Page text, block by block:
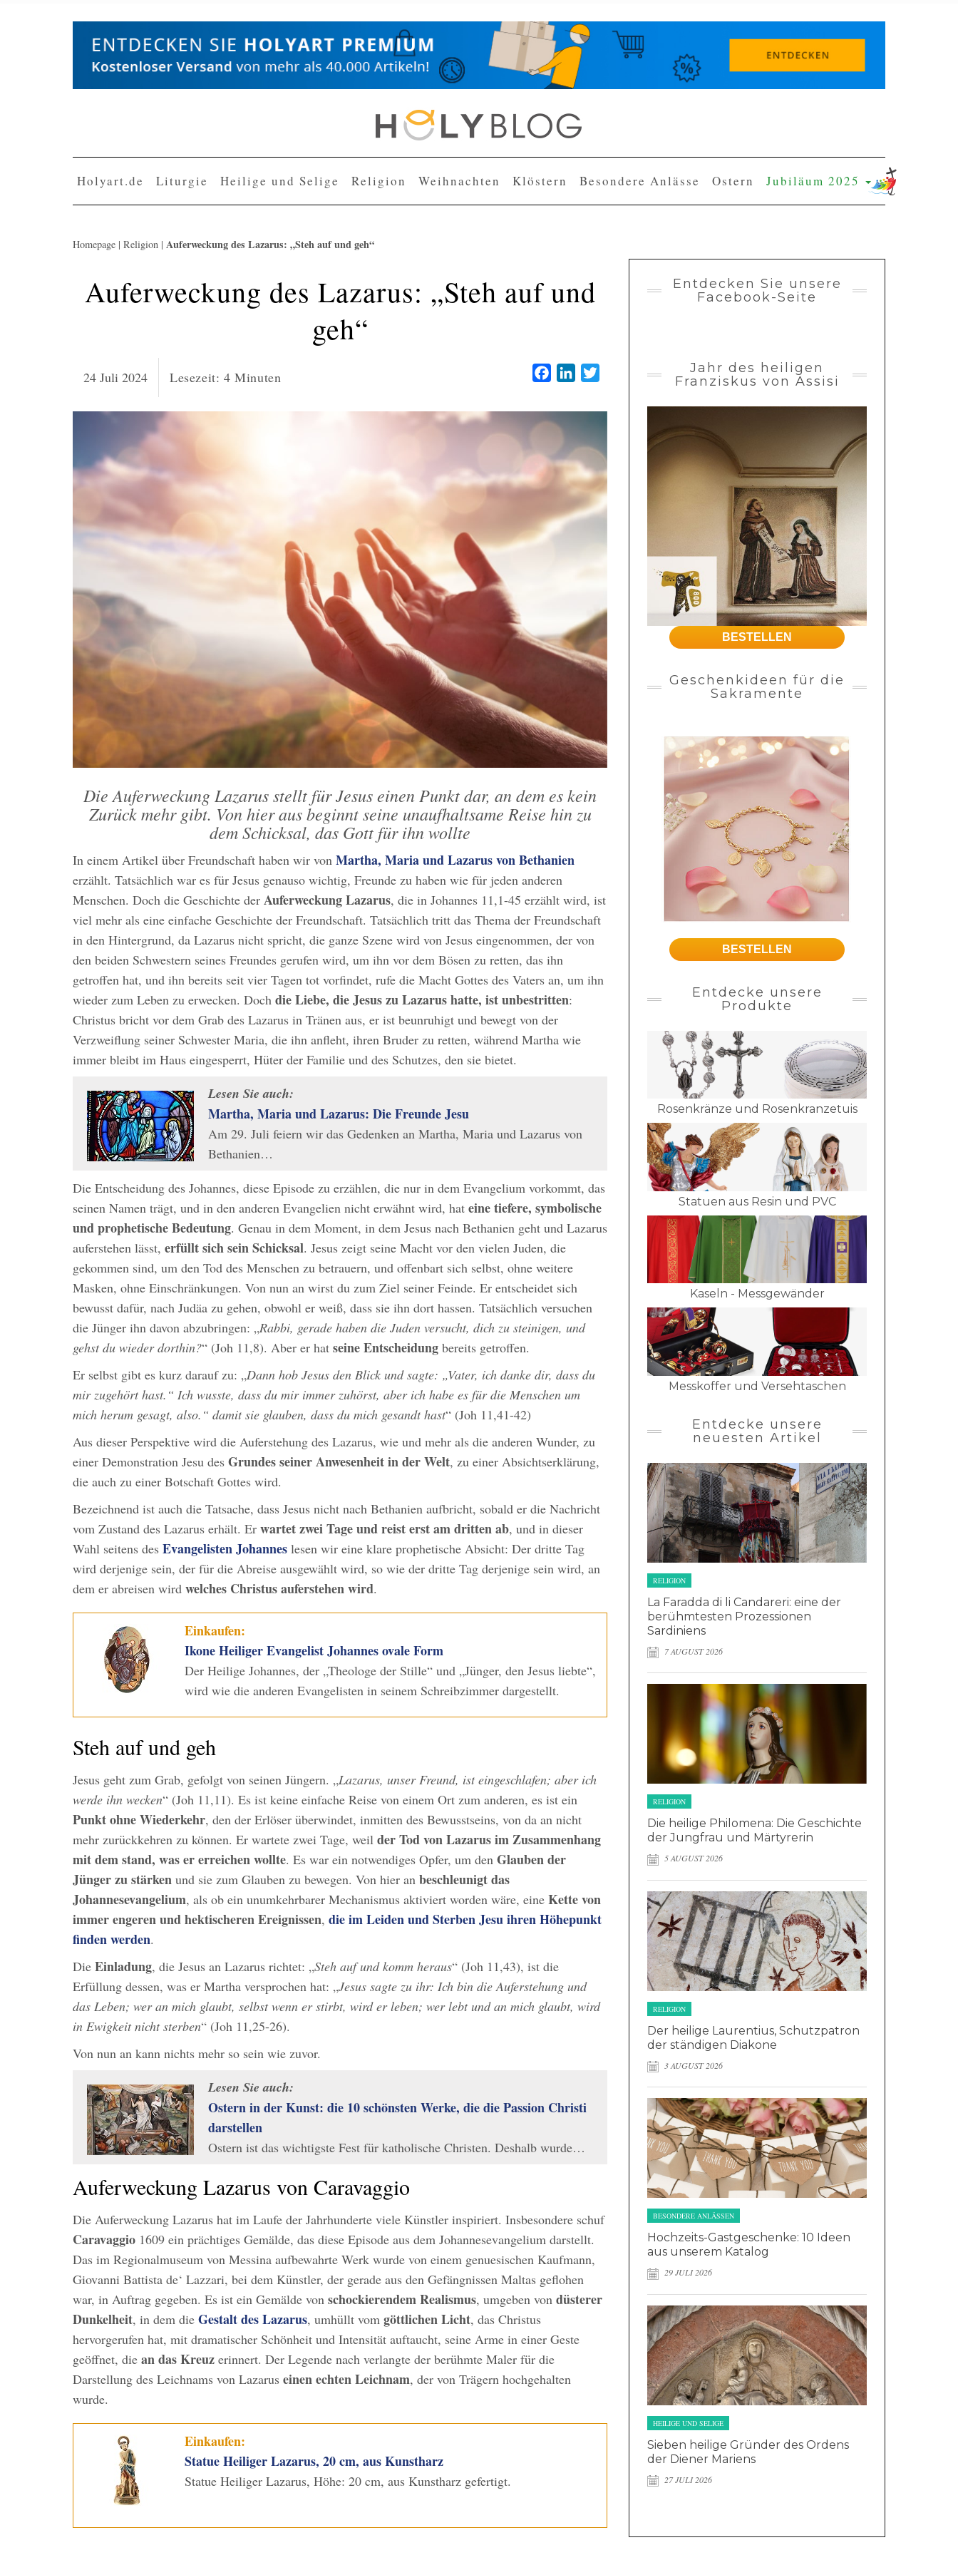
Holyart.de Liturgie Heilige und Selige Religion Weihnachten Klöstern Besondere Anlässe Ostern Jubiläum 2025
Homepage | Religion | Auferweckung des Lazarus: „Steh auf und geh“
Auferweckung des Lazarus: „Steh auf und
geh“
24 Juli 2024 Lesezeit: 4 Minuten FacebookLinkedIn
Die Auferweckung Lazarus stellt für Jesus einen Punkt dar, an dem es kein
Zurück mehr gibt. Von hier aus beginnt seine unaufhaltsame Reise hin zu
dem Schicksal, das Gott für ihn wollte
In einem Artikel über Freundschaft haben wir von Martha, Maria und Lazarus von Bethanien
erzählt. Tatsächlich war es für Jesus genauso wichtig, Freunde zu haben wie für jeden anderen
Menschen. Doch die Geschichte der Auferweckung Lazarus, die in Johannes 11,1-45 erzählt wird, ist
viel mehr als eine einfache Geschichte der Freundschaft. Tatsächlich tritt das Thema der Freundschaft
in den Hintergrund, da Lazarus nicht spricht, die ganze Szene wird von Jesus eingenommen, der von
den beiden Schwestern seines Freundes gerufen wird, um ihn vor dem Bösen zu retten, das ihn
getroffen hat, und ihn bereits seit vier Tagen tot vorfindet, rufe die Macht Gottes des Vaters an, um ihn
wieder zum Leben zu erwecken. Doch die Liebe, die Jesus zu Lazarus hatte, ist unbestritten:
Christus bricht vor dem Grab des Lazarus in Tränen aus, er ist beunruhigt und bewegt von der
Verzweiflung seiner Schwester Maria, die ihn anfleht, ihren Bruder zu retten, während Martha wie
immer bleibt im Haus eingesperrt, Hüter der Familie und des Schutzes, den sie bietet.
Lesen Sie auch:
Martha, Maria und Lazarus: Die Freunde Jesu
Am 29. Juli feiern wir das Gedenken an Martha, Maria und Lazarus von
Bethanien…
Die Entscheidung des Johannes, diese Episode zu erzählen, die nur in dem Evangelium vorkommt, das
seinen Namen trägt, und in den anderen Evangelien nicht erwähnt wird, hat eine tiefere, symbolische
und prophetische Bedeutung. Genau in dem Moment, in dem Jesus nach Bethanien geht und Lazarus
auferstehen lässt, erfüllt sich sein Schicksal. Jesus zeigt seine Macht vor den vielen Juden, die
gekommen sind, um den Tod des Menschen zu betrauern, und offenbart sich selbst, ohne weitere
Masken, ohne Einschränkungen. Von nun an wirst du zum Ziel seiner Feinde. Er entscheidet sich
bewusst dafür, nach Judäa zu gehen, obwohl er weiß, dass sie ihn dort hassen. Tatsächlich versuchen
die Jünger ihn davon abzubringen: „Rabbi, gerade haben die Juden versucht, dich zu steinigen, und
gehst du wieder dorthin?“ (Joh 11,8). Aber er hat seine Entscheidung bereits getroffen.
Er selbst gibt es kurz darauf zu: „Dann hob Jesus den Blick und sagte: „Vater, ich danke dir, dass du
mir zugehört hast.“ Ich wusste, dass du mir immer zuhörst, aber ich habe es für die Menschen um
mich herum gesagt, also.“ damit sie glauben, dass du mich gesandt hast“ (Joh 11,41-42)
Aus dieser Perspektive wird die Auferstehung des Lazarus, wie und mehr als die anderen Wunder, zu
einer Demonstration Jesu des Grundesseiner Anwesenheit in der Welt, zu einer Absichtserklärung,
die auch zu einer Botschaft Gottes wird.
Bezeichnend ist auch die Tatsache, dass Jesus nicht nach Bethanien aufbricht, sobald er die Nachricht
vom Zustand des Lazarus erhält. Er wartet zwei Tage und reist erst am dritten ab, und in dieser
Wahl seitens des Evangelisten Johannes lesen wir eine klare prophetische Absicht: Der dritte Tag
wird derjenige sein, der für die Abreise ausgewählt wird, so wie der dritte Tag derjenige sein wird, an
dem er abreisen wird welches Christus auferstehen wird.
Einkaufen:
Ikone Heiliger Evangelist Johannes ovale Form
Der Heilige Johannes, der „Theologe der Stille“ und „Jünger, den Jesus liebte“,
wird wie die anderen Evangelisten in seinem Schreibzimmer dargestellt.
Steh auf und geh
Jesus geht zum Grab, gefolgt von seinen Jüngern. „Lazarus, unser Freund, ist eingeschlafen; aber ich
werde ihn wecken“ (Joh 11,11). Es ist keine einfache Reise von einem Ort zum anderen, es ist ein
Punkt ohne Wiederkehr, den der Erlöser überwindet, inmitten des Bewusstseins, von da an nicht
mehr zurückkehren zu können. Er wartete zwei Tage, weil der Tod von Lazarus im Zusammenhang
mit dem stand, was er erreichen wollte. Es war ein notwendiges Opfer, um den Glauben der
Jünger zu stärken und sie zum Glauben zu bewegen. Von hier an beschleunigt das
Johannesevangelium, als ob ein unumkehrbarer Mechanismus aktiviert worden wäre, eine Kette von
immer engeren und hektischeren Ereignissen, die im Leiden und Sterben Jesu ihren Höhepunkt
finden werden.
Die Einladung, die Jesus an Lazarus richtet: „Steh auf und komm heraus“ (Joh 11,43), ist die
Erfüllung dessen, was er Martha versprochen hat: „Jesus sagte zu ihr: Ich bin die Auferstehung und
das Leben; wer an mich glaubt, selbst wenn er stirbt, wird er leben; wer lebt und an mich glaubt, wird
in Ewigkeit nicht sterben“ (Joh 11,25-26).
Von nun an kann nichts mehr so sein wie zuvor.
Lesen Sie auch:
Ostern in der Kunst: die 10 schönsten Werke, die die Passion Christi
darstellen
Ostern ist das wichtigste Fest für katholische Christen. Deshalb wurde…
Auferweckung Lazarus von Caravaggio
Die Auferweckung Lazarus hat im Laufe der Jahrhunderte viele Künstler inspiriert. Insbesondere schuf
Caravaggio 1609 ein prächtiges Gemälde, das diese Episode aus dem Johannesevangelium darstellt.
Das im Regionalmuseum von Messina aufbewahrte Werk wurde von einem genuesischen Kaufmann,
Giovanni Battista de‘ Lazzari, bei dem Künstler, der gerade aus den Gefängnissen Maltas geflohen
war, in Auftrag gegeben. Es ist ein Gemälde von schockierendem Realismus, umgeben von düsterer
Dunkelheit, in dem die Gestalt des Lazarus, umhüllt vom göttlichen Licht, das Christus
hervorgerufen hat, mit dramatischer Schönheit und Intensität auftaucht, seine Arme in einer Geste
geöffnet, die an das Kreuz erinnert. Der Legende nach verlangte der berühmte Maler für die
Darstellung des Leichnams von Lazarus einen echten Leichnam, der von Trägern hochgehalten
wurde.
Einkaufen:
Statue Heiliger Lazarus, 20 cm, aus Kunstharz
Statue Heiliger Lazarus, Höhe: 20 cm, aus Kunstharz gefertigt.
Entdecken Sie unsere
Facebook-Seite
Jahr des heiligen
Franziskus von Assisi
BESTELLEN
Geschenkideen für die
Sakramente
BESTELLEN
Entdecke unsere
Produkte
Rosenkränze und Rosenkranzetuis
Statuen aus Resin und PVC
Kaseln - Messgewänder
Messkoffer und Versehtaschen
Entdecke unsere
neuesten Artikel
RELIGION
La Faradda di li Candareri: eine der
berühmtesten Prozessionen
Sardiniens
7 AUGUST 2026
RELIGION
Die heilige Philomena: Die Geschichte
der Jungfrau und Märtyrerin
5 AUGUST 2026
RELIGION
Der heilige Laurentius, Schutzpatron
der ständigen Diakone
3 AUGUST 2026
BESONDERE ANLÄSSEN
Hochzeits-Gastgeschenke: 10 Ideen
aus unserem Katalog
29 JULI 2026
HEILIGE UND SELIGE
Sieben heilige Gründer des Ordens
der Diener Mariens
27 JULI 2026